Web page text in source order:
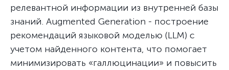
релевантной информации из внутренней базы
знаний. Augmented Generation - построение
рекомендаций языковой моделью (LLM) с
учетом найденного контента, что помогает
минимизировать «галлюцинации» и повысить